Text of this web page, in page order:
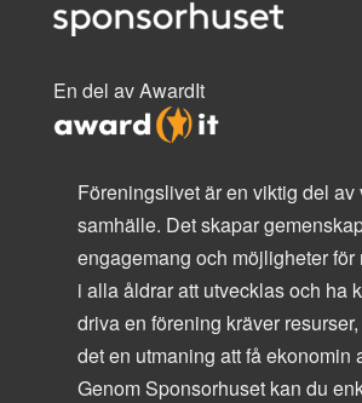
En del av AwardIt
Föreningslivet är en viktig del av
samhälle. Det skapar
engagemang och möjligheter för
i alla åldrar att utvecklas och ha
driva en förening kräver
det en utmaning att få ekonomin
Genom Sponsorhuset kan du